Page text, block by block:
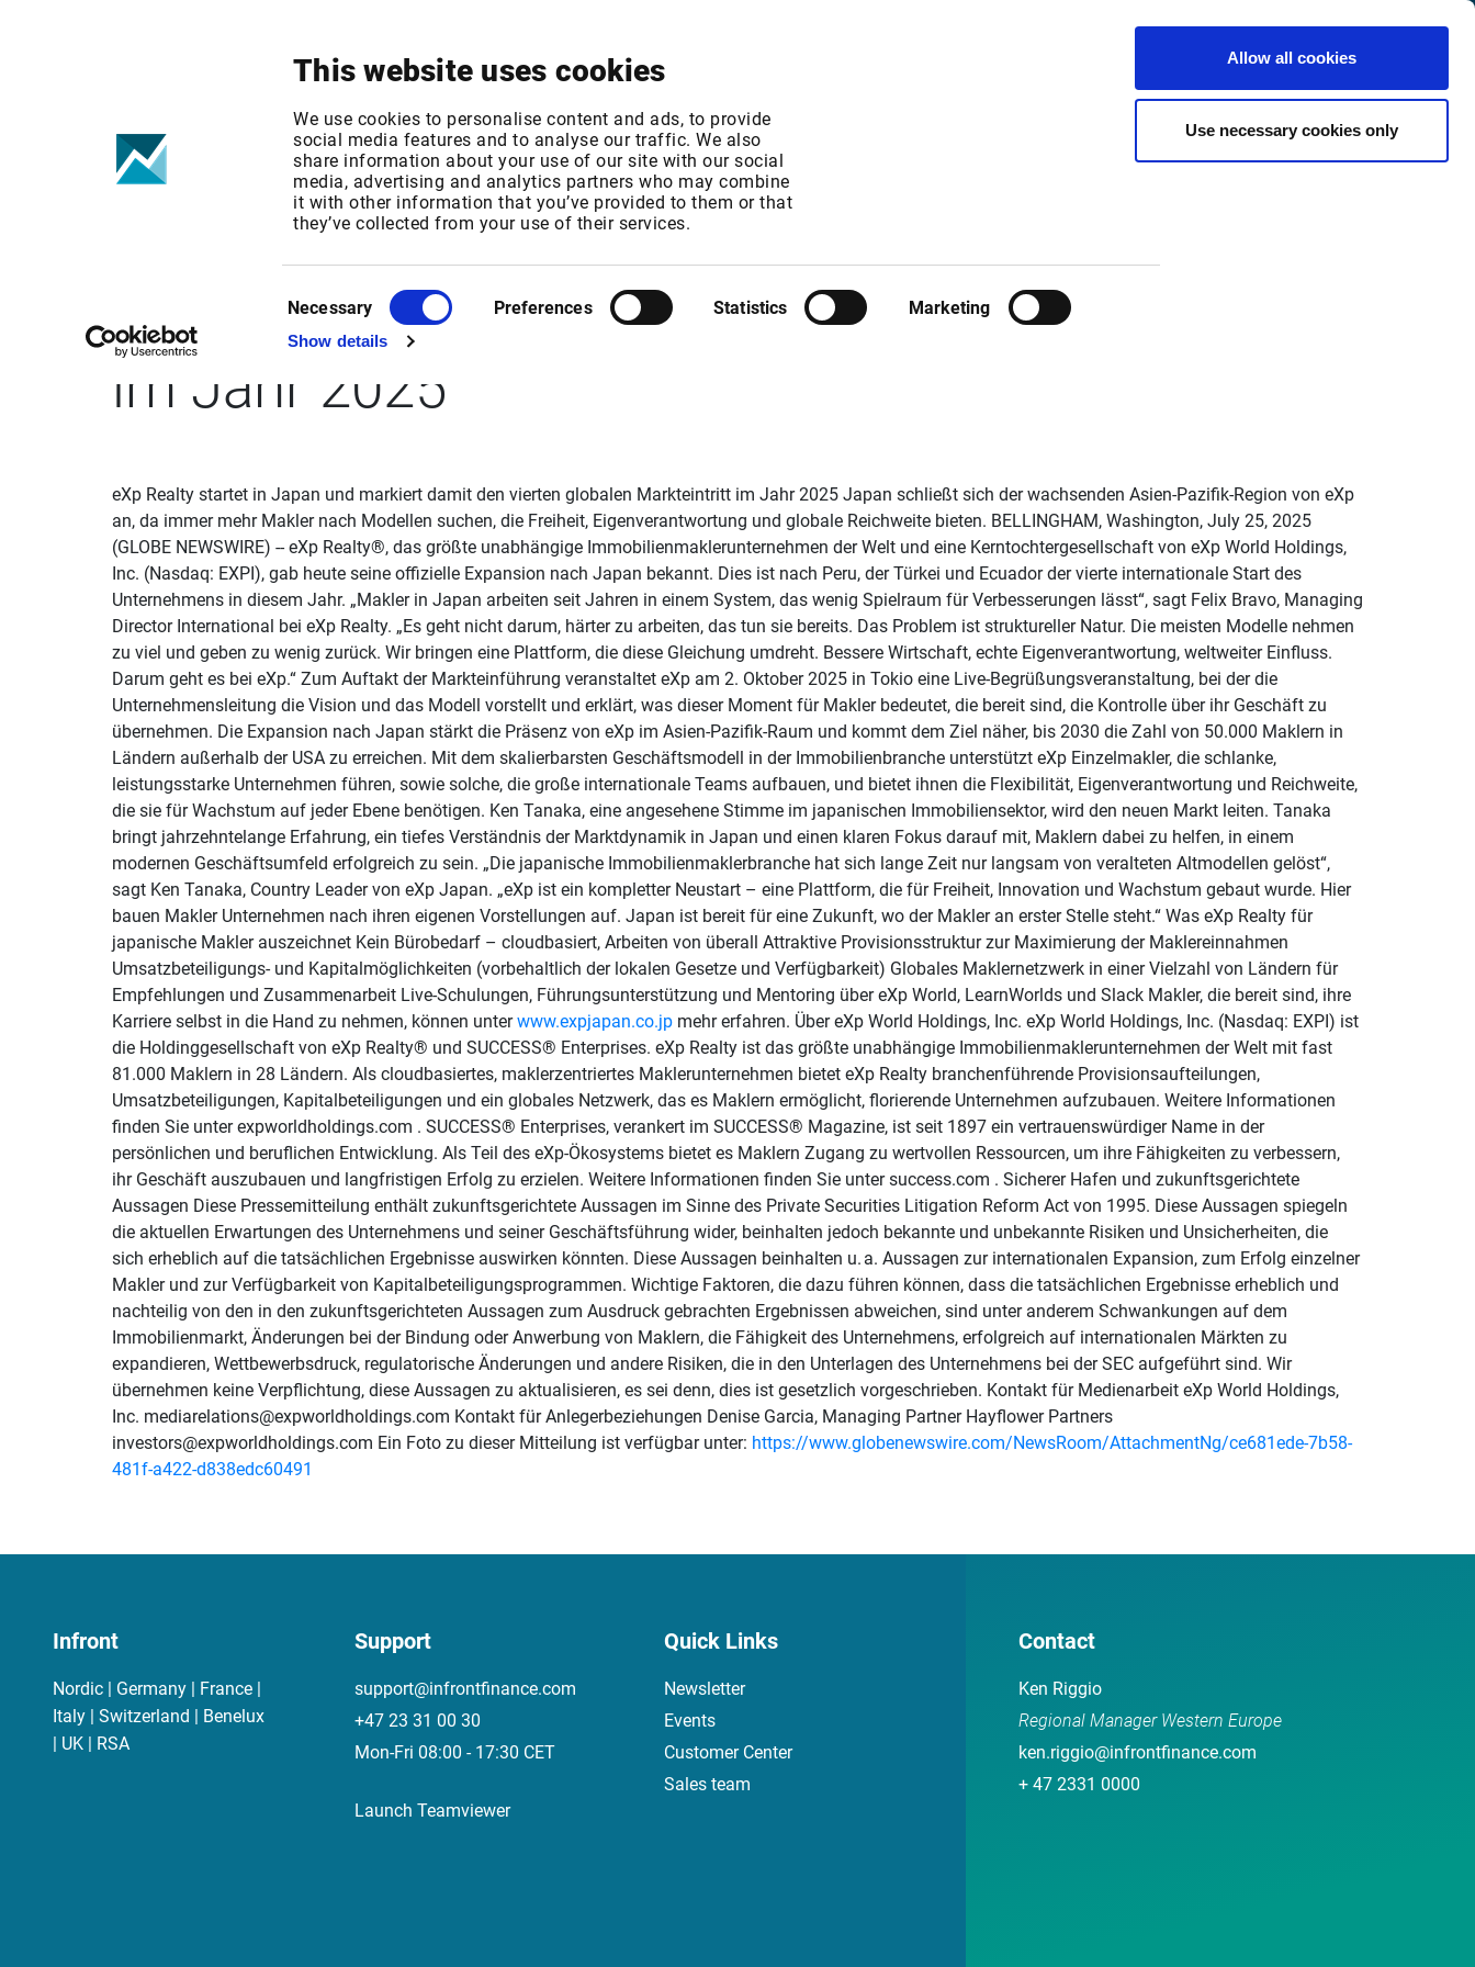
This website uses cookies
We use cookies to personalise content and ads, to provide
social media features and to analyse our traffic. We also
share information about your use of our site with our social
media, advertising and analytics partners who may combine
it with other information that you’ve provided to them or that
they’ve collected from your use of their services.
Selection
Necessary Preferences Statistics Marketing
Show details
Allow all cookies
Use necessary cookies only
English
Customer
Center
GlobeNewswire: eXp Realty startet in Japan und
markiert damit den vierten globalen Markteintritt
im Jahr 2025
eXp Realty startet in Japan und markiert damit den vierten globalen Markteintritt im Jahr 2025 Japan schließt sich der wachsenden Asien-Pazifik-Region von eXp
an, da immer mehr Makler nach Modellen suchen, die Freiheit, Eigenverantwortung und globale Reichweite bieten. BELLINGHAM, Washington, July 25, 2025
(GLOBE NEWSWIRE) -- eXp Realty®, das größte unabhängige Immobilienmaklerunternehmen der Welt und eine Kerntochtergesellschaft von eXp World Holdings,
Inc. (Nasdaq: EXPI), gab heute seine offizielle Expansion nach Japan bekannt. Dies ist nach Peru, der Türkei und Ecuador der vierte internationale Start des
Unternehmens in diesem Jahr. „Makler in Japan arbeiten seit Jahren in einem System, das wenig Spielraum für Verbesserungen lässt“, sagt Felix Bravo, Managing
Director International bei eXp Realty. „Es geht nicht darum, härter zu arbeiten, das tun sie bereits. Das Problem ist struktureller Natur. Die meisten Modelle nehmen
zu viel und geben zu wenig zurück. Wir bringen eine Plattform, die diese Gleichung umdreht. Bessere Wirtschaft, echte Eigenverantwortung, weltweiter Einfluss.
Darum geht es bei eXp.“ Zum Auftakt der Markteinführung veranstaltet eXp am 2. Oktober 2025 in Tokio eine Live-Begrüßungsveranstaltung, bei der die
Unternehmensleitung die Vision und das Modell vorstellt und erklärt, was dieser Moment für Makler bedeutet, die bereit sind, die Kontrolle über ihr Geschäft zu
übernehmen. Die Expansion nach Japan stärkt die Präsenz von eXp im Asien-Pazifik-Raum und kommt dem Ziel näher, bis 2030 die Zahl von 50.000 Maklern in
Ländern außerhalb der USA zu erreichen. Mit dem skalierbarsten Geschäftsmodell in der Immobilienbranche unterstützt eXp Einzelmakler, die schlanke,
leistungsstarke Unternehmen führen, sowie solche, die große internationale Teams aufbauen, und bietet ihnen die Flexibilität, Eigenverantwortung und Reichweite,
die sie für Wachstum auf jeder Ebene benötigen. Ken Tanaka, eine angesehene Stimme im japanischen Immobiliensektor, wird den neuen Markt leiten. Tanaka
bringt jahrzehntelange Erfahrung, ein tiefes Verständnis der Marktdynamik in Japan und einen klaren Fokus darauf mit, Maklern dabei zu helfen, in einem
modernen Geschäftsumfeld erfolgreich zu sein. „Die japanische Immobilienmaklerbranche hat sich lange Zeit nur langsam von veralteten Altmodellen gelöst“,
sagt Ken Tanaka, Country Leader von eXp Japan. „eXp ist ein kompletter Neustart – eine Plattform, die für Freiheit, Innovation und Wachstum gebaut wurde. Hier
bauen Makler Unternehmen nach ihren eigenen Vorstellungen auf. Japan ist bereit für eine Zukunft, wo der Makler an erster Stelle steht.“ Was eXp Realty für
japanische Makler auszeichnet Kein Bürobedarf – cloudbasiert, Arbeiten von überall Attraktive Provisionsstruktur zur Maximierung der Maklereinnahmen
Umsatzbeteiligungs- und Kapitalmöglichkeiten (vorbehaltlich der lokalen Gesetze und Verfügbarkeit) Globales Maklernetzwerk in einer Vielzahl von Ländern für
Empfehlungen und Zusammenarbeit Live-Schulungen, Führungsunterstützung und Mentoring über eXp World, LearnWorlds und Slack Makler, die bereit sind, ihre
Karriere selbst in die Hand zu nehmen, können unterwww.expjapan.co.jp mehr erfahren. Über eXp World Holdings, Inc. eXp World Holdings, Inc. (Nasdaq: EXPI) ist
die Holdinggesellschaft von eXp Realty® und SUCCESS® Enterprises. eXp Realty ist das größte unabhängige Immobilienmaklerunternehmen der Welt mit fast
81.000 Maklern in 28 Ländern. Als cloudbasiertes, maklerzentriertes Maklerunternehmen bietet eXp Realty branchenführende Provisionsaufteilungen,
Umsatzbeteiligungen, Kapitalbeteiligungen und ein globales Netzwerk, das es Maklern ermöglicht, florierende Unternehmen aufzubauen. Weitere Informationen
finden Sie unter expworldholdings.com . SUCCESS® Enterprises, verankert im SUCCESS® Magazine, ist seit 1897 ein vertrauenswürdiger Name in der
persönlichen und beruflichen Entwicklung. Als Teil des eXp-Ökosystems bietet es Maklern Zugang zu wertvollen Ressourcen, um ihre Fähigkeiten zu verbessern,
ihr Geschäft auszubauen und langfristigen Erfolg zu erzielen. Weitere Informationen finden Sie unter success.com . Sicherer Hafen und zukunftsgerichtete
Aussagen Diese Pressemitteilung enthält zukunftsgerichtete Aussagen im Sinne des Private Securities Litigation Reform Act von 1995. Diese Aussagen spiegeln
die aktuellen Erwartungen des Unternehmens und seiner Geschäftsführung wider, beinhalten jedoch bekannte und unbekannte Risiken und Unsicherheiten, die
sich erheblich auf die tatsächlichen Ergebnisse auswirken könnten. Diese Aussagen beinhalten u. a. Aussagen zur internationalen Expansion, zum Erfolg einzelner
Makler und zur Verfügbarkeit von Kapitalbeteiligungsprogrammen. Wichtige Faktoren, die dazu führen können, dass die tatsächlichen Ergebnisse erheblich und
nachteilig von den in den zukunftsgerichteten Aussagen zum Ausdruck gebrachten Ergebnissen abweichen, sind unter anderem Schwankungen auf dem
Immobilienmarkt, Änderungen bei der Bindung oder Anwerbung von Maklern, die Fähigkeit des Unternehmens, erfolgreich auf internationalen Märkten zu
expandieren, Wettbewerbsdruck, regulatorische Änderungen und andere Risiken, die in den Unterlagen des Unternehmens bei der SEC aufgeführt sind. Wir
übernehmen keine Verpflichtung, diese Aussagen zu aktualisieren, es sei denn, dies ist gesetzlich vorgeschrieben. Kontakt für Medienarbeit eXp World Holdings,
Inc. mediarelations@expworldholdings.com Kontakt für Anlegerbeziehungen Denise Garcia, Managing Partner Hayflower Partners
investors@expworldholdings.com Ein Foto zu dieser Mitteilung ist verfügbar unter: https://www.globenewswire.com/NewsRoom/AttachmentNg/ce681ede-7b58-
481f-a422-d838edc60491
Infront
Nordic | Germany | France |
Italy | Switzerland | Benelux
| UK | RSA
Support
support@infrontfinance.com
+47 23 31 00 30
Mon-Fri 08:00 - 17:30 CET
Launch Teamviewer
Quick Links
Newsletter
Events
Customer Center
Sales team
Contact
Ken Riggio
Regional Manager Western Europe
ken.riggio@infrontfinance.com
+ 47 2331 0000